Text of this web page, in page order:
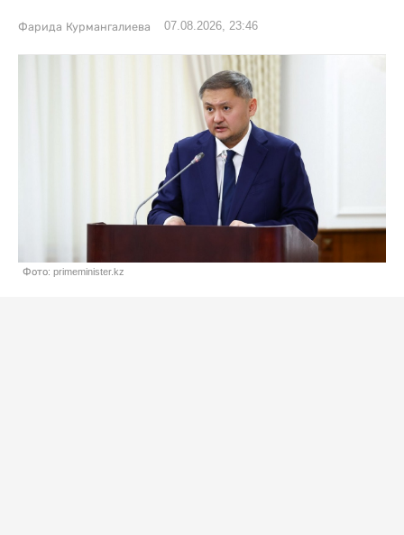
Фарида Курмангалиева 07.08.2026, 23:46
Фото: primeminister.kz